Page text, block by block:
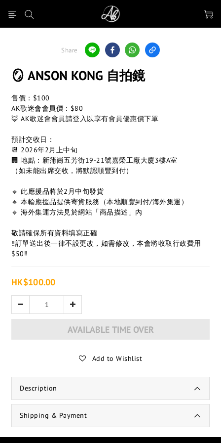
Share
🪞 ANSON KONG 自拍鏡
售價：$100
AK歌迷會會員價：$80
🦊 AK歌迷會會員請登入以享有會員優惠價下單
預計交收日：
📆 2026年2月上中旬
🏢 地點：新蒲崗五芳街19-21號嘉榮工廠大廈3樓A室
（如未能出席交收，將默認順豐到付）
🔹 此應援品將於2月中旬發貨
🔹 本輪應援品提供寄貨服務（本地順豐到付/海外集運）
🔹 海外集運方法見於網站「商品描述」內
敬請確保所有資料填寫正確
‼️訂單送出後一律不設更改，如需修改，本會將收取行政費用
$50‼️
HK$100.00
AVAILABLE TIME OVER
Add to Wishlist
Description
Shipping & Payment